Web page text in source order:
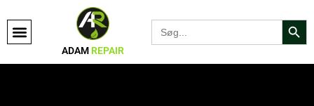
ADAM REPAIR
Search
for:
Search